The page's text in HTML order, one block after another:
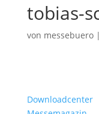
tobias-
von messebuero|
Downloadcenter